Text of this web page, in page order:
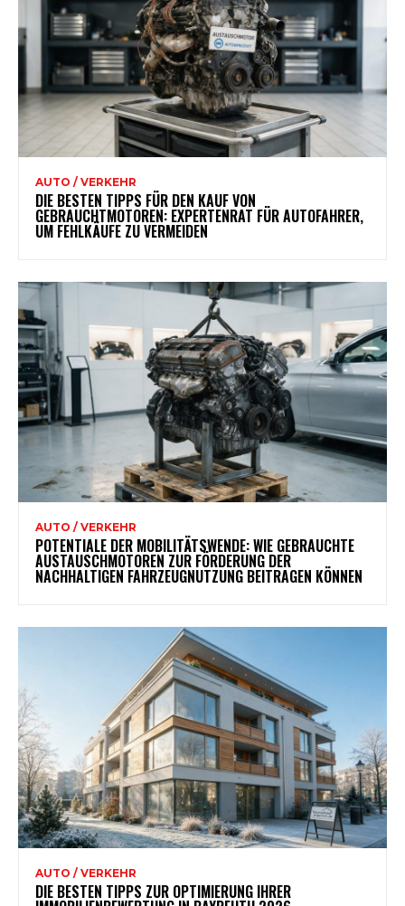
AUTO / VERKEHR
DIE BESTEN TIPPS FÜR DEN KAUF VON
GEBRAUCHTMOTOREN: EXPERTENRAT FÜR AUTOFAHRER,
UM FEHLKÄUFE ZU VERMEIDEN
AUTO / VERKEHR
POTENTIALE DER MOBILITÄTSWENDE: WIE GEBRAUCHTE
AUSTAUSCHMOTOREN ZUR FÖRDERUNG DER
NACHHALTIGEN FAHRZEUGNUTZUNG BEITRAGEN KÖNNEN
AUTO / VERKEHR
DIE BESTEN TIPPS ZUR OPTIMIERUNG IHRER